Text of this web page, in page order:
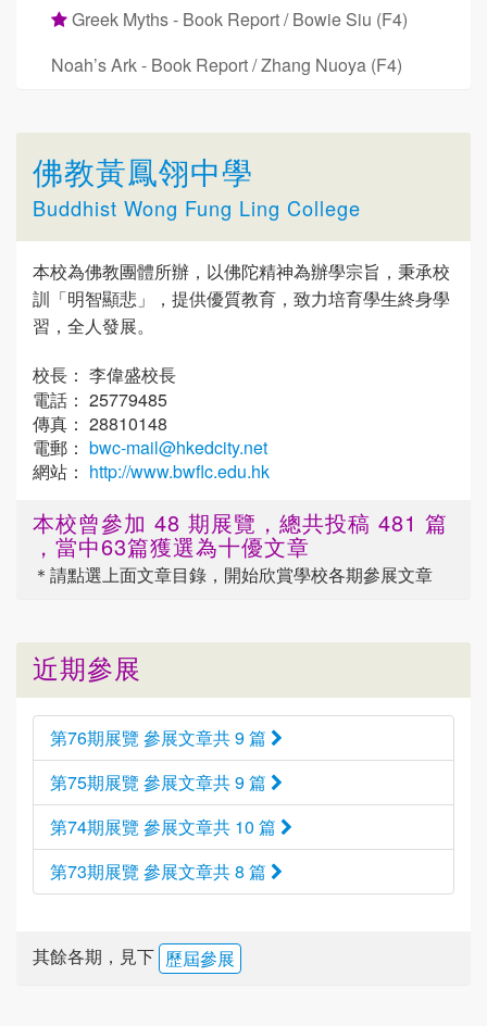
Greek Myths - Book Report / Bowie Siu (F4)
Noah’s Ark - Book Report / Zhang Nuoya (F4)
佛教黃鳳翎中學
Buddhist Wong Fung Ling College
本校為佛教團體所辦，以佛陀精神為辦學宗旨，秉承校
訓「明智顯悲」，提供優質教育，致力培育學生終身學
習，全人發展。
校長： 李偉盛校長
電話： 25779485
傳真： 28810148
電郵： bwc-mail@hkedcity.net
網站： http://www.bwflc.edu.hk
本校曾參加 48 期展覽，總共投稿 481 篇
，當中63篇獲選為十優文章
＊請點選上面文章目錄，開始欣賞學校各期參展文章
近期參展
第76期展覽 參展文章共 9 篇
第75期展覽 參展文章共 9 篇
第74期展覽 參展文章共 10 篇
第73期展覽 參展文章共 8 篇
其餘各期，見下 歷屆參展